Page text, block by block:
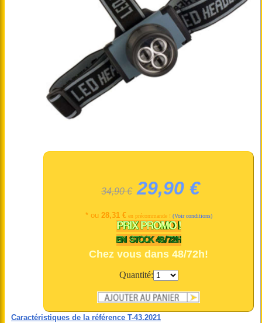
34,90 € 29,90 €
* ou 28,31 €en précommande ! (Voir conditions)
Chez vous dans 48/72h!
Quantité:
Caractéristiques de la référence T-43.2021